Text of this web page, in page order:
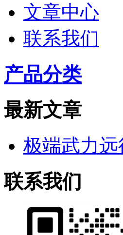
文章中心
联系我们
产品分类
最新文章
极端武力
联系我们